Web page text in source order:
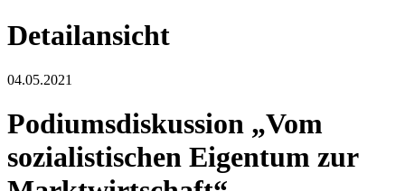
Detailansicht
04.05.2021
Podiumsdiskussion „Vom
sozialistischen Eigentum zur